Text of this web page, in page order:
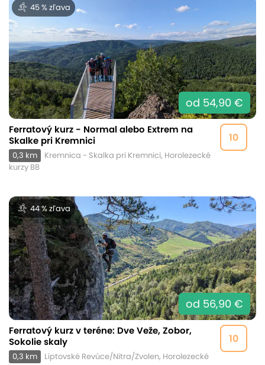
45 % zľava
od 54,90 €
10
Ferratový kurz - Normal alebo Extrem na
Skalke pri Kremnici
0,3 km
Kremnica - Skalka pri Kremnici, Horolezecké
kurzy BB
44 % zľava
od 56,90 €
10
Ferratový kurz v teréne: Dve Veže, Zobor,
Sokolie skaly
0,3 km
Liptovské Revúce/Nitra/Zvolen, Horolezecké